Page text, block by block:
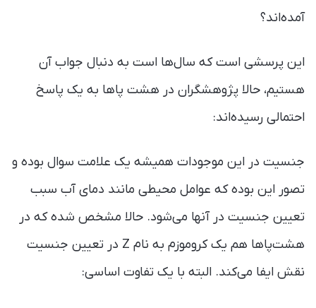
آمده‌اند؟
این پرسشی است که سال‌ها است به دنبال جواب آن
هستیم، حالا پژوهشگران در هشت پاها به یک پاسخ
احتمالی رسیده‌اند:
جنسیت در این موجودات همیشه یک علامت سوال بوده و
تصور این بوده که عوامل محیطی مانند دمای آب سبب
تعیین جنسیت در آنها می‌شود. حالا مشخص شده که در
هشت‌پاها هم یک کروموزم به نام Z در تعیین جنسیت
نقش ایفا می‌کند. البته با یک تفاوت اساسی: